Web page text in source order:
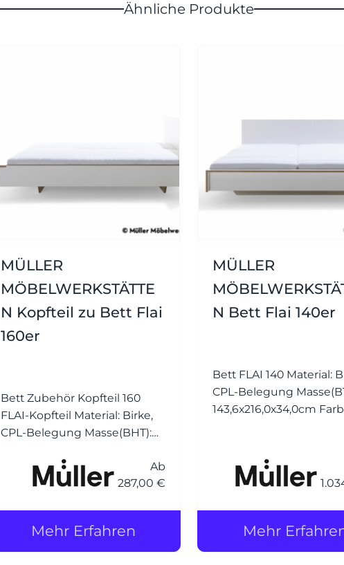
Ähnliche Produkte
MÜLLER
MÖBELWERKSTÄTTE
N Kopfteil zu Bett Flai
160er
Bett Zubehör Kopfteil 160
FLAI-Kopfteil Material: Birke,
CPL-Belegung Masse(BHT):
oder anthrazit
Ab
287,00 €
Mehr Erfahren
MÜLLER
N Bett Flai 140er
Bett FLAI 140 Material:
CPL-Belegung Masse(BTH):
143,6x216,0x34,0cm
Mehr